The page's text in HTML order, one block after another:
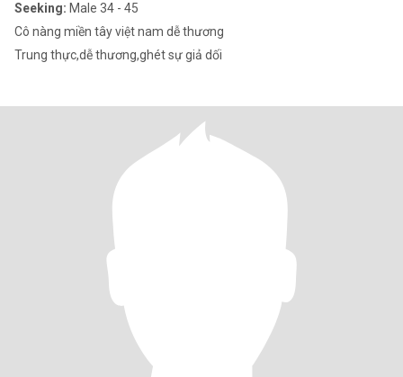
Seeking: Male 34 - 45
Cô nàng miền tây việt nam dễ thương
Trung thực,dễ thương,ghét sự giả dối